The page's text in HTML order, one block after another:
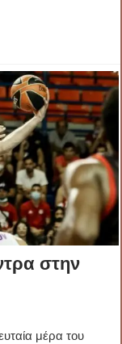
στην
μέρα του